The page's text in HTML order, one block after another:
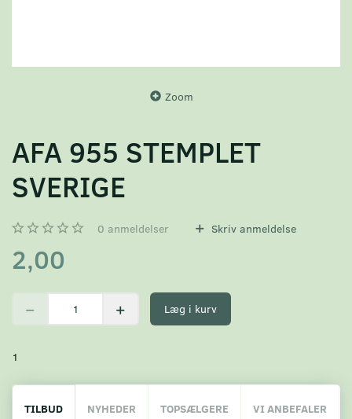
Zoom
AFA 955 STEMPLET
SVERIGE
0 anmeldelser Skriv anmeldelse
2,00
Læg i kurv
1
TILBUD NYHEDER TOPSÆLGERE VI ANBEFALER